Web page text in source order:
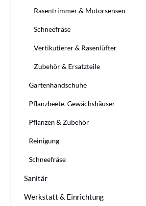
Rasentrimmer & Motorsensen
Schneefräse
Vertikutierer & Rasenlüfter
Zubehör & Ersatzteile
Gartenhandschuhe
Pflanzbeete, Gewächshäuser
Pflanzen & Zubehör
Reinigung
Schneefräse
Sanitär
Werkstatt & Einrichtung